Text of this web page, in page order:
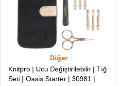
Diğer
Knitpro | Ucu Değiştirilebilir | Tığ
Seti | Oasis Starter | 30981 |